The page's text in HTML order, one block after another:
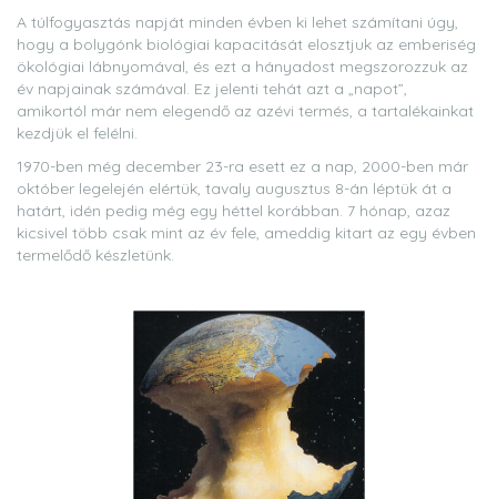
A túlfogyasztás napját minden évben ki lehet számítani úgy,
hogy a bolygónk biológiai kapacitását elosztjuk az emberiség
ökológiai lábnyomával, és ezt a hányadost megszorozzuk az
év napjainak számával. Ez jelenti tehát azt a „napot”,
amikortól már nem elegendő az azévi termés, a tartalékainkat
kezdjük el felélni.
1970-ben még december 23-ra esett ez a nap, 2000-ben már
október legelején elértük, tavaly augusztus 8-án léptük át a
határt, idén pedig még egy héttel korábban. 7 hónap, azaz
kicsivel több csak mint az év fele, ameddig kitart az egy évben
termelődő készletünk.